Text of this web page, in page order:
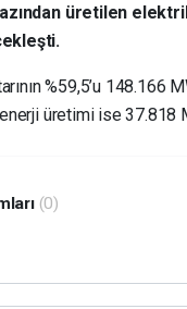
üretilen
%59,5’u
üretimi ise 37.818
(0)